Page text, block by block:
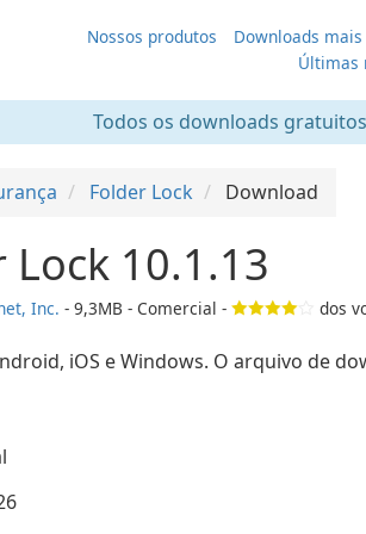
Nossos produtos Downloads
Últimas
Todos os downloads
Folder Lock Download
Lock 10.1.13
Inc. - 9,3MB - Comercial - dos
iOS e Windows. O arquivo de